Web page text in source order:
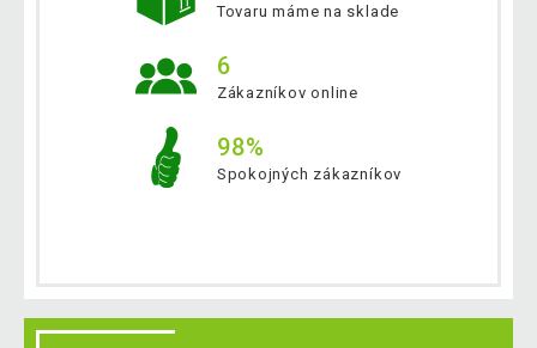
Tovaru máme na sklade
6
Zákazníkov online
98%
Spokojných zákazníkov